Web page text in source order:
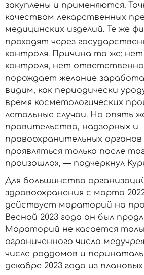
закуплены и применяются.
качеством лекарственных
медицинских изделий. Те же
проходят через
контроля. Причина та же:
контроля, нет
порождает желание
видим, как периодически
время косметологических
летальные случаи. Но опять
правительства, надзорных и
правоохранительных
проявляться только после
произошло», — подчеркнул
Для большинства
здравоохранения с марта
действует мораторий на
Весной 2023 года он был
Мораторий не касается
ограниченного числа
числе роддомов и
декабре 2023 года из